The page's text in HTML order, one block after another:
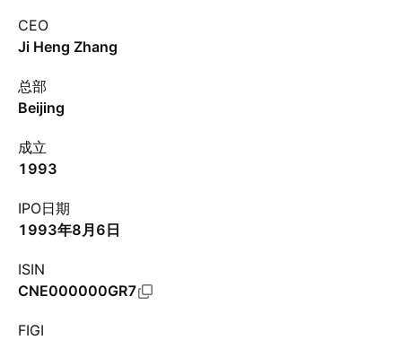
CEO
Ji Heng Zhang
总部
Beijing
成立
1993
IPO日期
1993年8月6日
ISIN
CNE000000GR7
FIGI